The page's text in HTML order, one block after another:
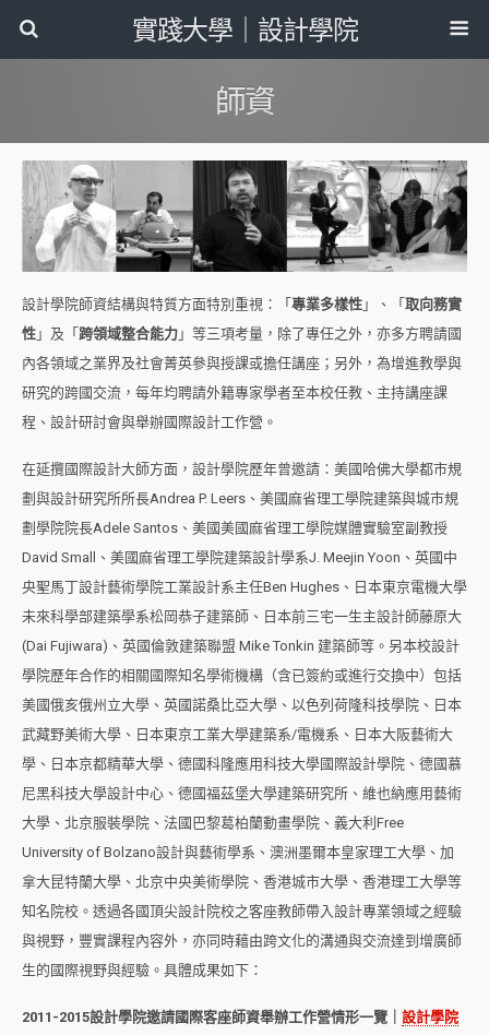
實踐大學｜設計學院
師資
設計學院師資結構與特質方面特別重視：「 專業多樣性 」、「 取向務實
性 」及「 跨領域整合能力 」等三項考量，除了專任之外，亦多方聘請國
內各領域之業界及社會菁英參與授課或擔任講座；另外，為增進教學與
研究的跨國交流，每年均聘請外籍專家學者至本校任教、主持講座課
程、設計研討會與舉辦國際設計工作營。
在延攬國際設計大師方面，設計學院歷年曾邀請：美國哈佛大學都市規
劃與設計研究所所長Andrea P. Leers、美國麻省理工學院建築與城市規
劃學院院長Adele Santos、美國美國麻省理工學院媒體實驗室副教授
David Small、美國麻省理工學院建築設計學系J. Meejin Yoon、英國中
央聖馬丁設計藝術學院工業設計系主任Ben Hughes、日本東京電機大學
未來科學部建築學系松岡恭子建築師、日本前三宅一生主設計師藤原大
(Dai Fujiwara)、英國倫敦建築聯盟 Mike Tonkin 建築師等。另本校設計
學院歷年合作的相關國際知名學術機構（含已簽約或進行交換中）包括
美國俄亥俄州立大學、英國諾桑比亞大學、以色列荷隆科技學院、日本
武藏野美術大學、日本東京工業大學建築系/電機系、日本大阪藝術大
學、日本京都精華大學、德國科隆應用科技大學國際設計學院、德國慕
尼黑科技大學設計中心、德國福茲堡大學建築研究所、維也納應用藝術
大學、北京服裝學院、法國巴黎葛柏蘭動畫學院、義大利Free
University of Bolzano設計與藝術學系、澳洲墨爾本皇家理工大學、加
拿大昆特蘭大學、北京中央美術學院、香港城市大學、香港理工大學等
知名院校。透過各國頂尖設計院校之客座教師帶入設計專業領域之經驗
與視野，豐實課程內容外，亦同時藉由跨文化的溝通與交流達到增廣師
生的國際視野與經驗。具體成果如下：
2011-2015設計學院邀請國際客座師資舉辦工作營情形一覽｜ 設計學院